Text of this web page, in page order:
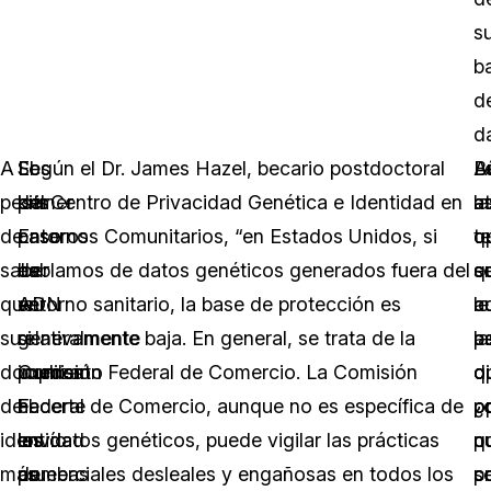
A
pesar
de
saber
que
su
documento
de
identidad
más
Los
kits
caseros
de
ADN
generalmente
implican
el
envío
de
El
primer
paso
es
ver
si
puedes
hacerte
las
pruebas
Según el Dr. James Hazel, becario postdoctoral
del Centro de Privacidad Genética e Identidad en
Entornos Comunitarios, “en Estados Unidos, si
hablamos de datos genéticos generados fuera del
entorno sanitario, la base de protección es
relativamente baja. En general, se trata de la
Comisión Federal de Comercio. La Comisión
Federal de Comercio, aunque no es específica de
los datos genéticos, puede vigilar las prácticas
comerciales desleales y engañosas en todos los
le